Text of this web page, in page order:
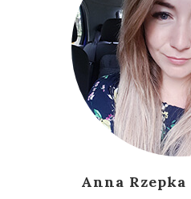
Anna